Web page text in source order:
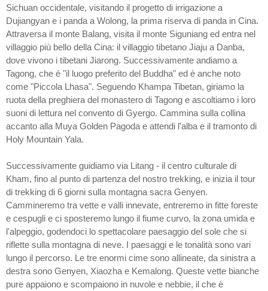
Sichuan occidentale, visitando il progetto di irrigazione a
Dujiangyan e i panda a Wolong, la prima riserva di panda in Cina.
Attraversa il monte Balang, visita il monte Siguniang ed entra nel
villaggio più bello della Cina: il villaggio tibetano Jiaju a Danba,
dove vivono i tibetani Jiarong. Successivamente andiamo a
Tagong, che è "il luogo preferito del Buddha" ed è anche noto
come "Piccola Lhasa". Seguendo Khampa Tibetan, giriamo la
ruota della preghiera del monastero di Tagong e ascoltiamo i loro
suoni di lettura nel convento di Gyergo. Cammina sulla collina
accanto alla Muya Golden Pagoda e attendi l'alba e il tramonto di
Holy Mountain Yala.
Successivamente guidiamo via Litang - il centro culturale di
Kham, fino al punto di partenza del nostro trekking, e inizia il tour
di trekking di 6 giorni sulla montagna sacra Genyen.
Cammineremo tra vette e valli innevate, entreremo in fitte foreste
e cespugli e ci sposteremo lungo il fiume curvo, la zona umida e
l'alpeggio, godendoci lo spettacolare paesaggio del sole che si
riflette sulla montagna di neve. I paesaggi e le tonalità sono vari
lungo il percorso. Le tre enormi cime sono allineate, da sinistra a
destra sono Genyen, Xiaozha e Kemalong. Queste vette bianche
pure appaiono e scompaiono in nuvole e nebbie, il che è